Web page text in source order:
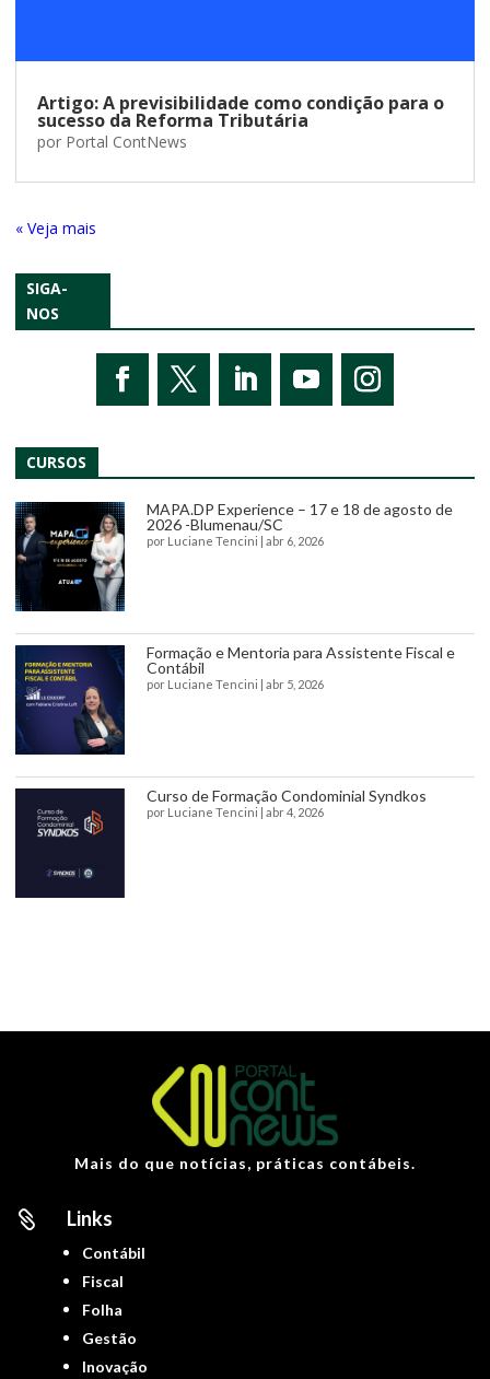
Artigo: A previsibilidade como condição para o
sucesso da Reforma Tributária
por Portal ContNews
« Entradas Antigas
SIGA-
NOS
CURSOS
MAPA.DP Experience – 17 e 18 de agosto de
2026 -Blumenau/SC
por Luciane Tencini | abr 6, 2026
Formação e Mentoria para Assistente Fiscal e
Contábil
por Luciane Tencini | abr 5, 2026
Curso de Formação Condominial Syndkos
por Luciane Tencini | abr 4, 2026
Mais do que notícias, práticas contábeis.
 Links
Contábil
Fiscal
Folha
Gestão
Inovação